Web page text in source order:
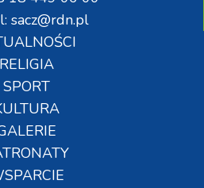
sacz@rdn.pl
RELIGIA
SPORT